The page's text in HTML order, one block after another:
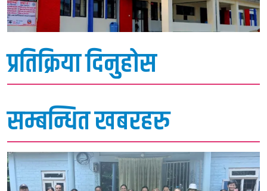
प्रतिक्रिया दिनुहोस
सम्बन्धित खबरहरु